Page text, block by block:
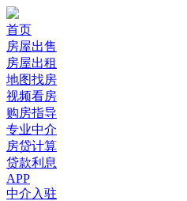
首页
房屋出售
房屋出租
地图找房
视频看房
购房指导
专业中介
房贷计算
贷款利息
APP
中介入驻